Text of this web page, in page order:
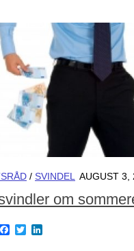
/ SVINDEL AUGUST 3,
om
Facebook
Twitter